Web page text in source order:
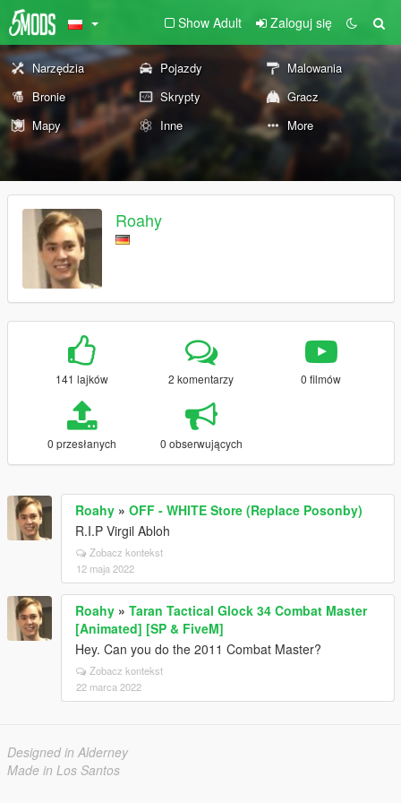
Show Adult Zaloguj się
Narzędzia Pojazdy
Malowania
Bronie
Skrypty
Gracz
Mapy
Inne More
Roahy
141 lajków 2 komentarzy 0 filmów
0 przesłanych 0 obserwujących
Roahy » OFF - WHITE Store (Replace Posonby)
R.I.P Virgil Abloh
Zobacz kontekst
12 maja 2022
Roahy » Taran Tactical Glock 34 Combat Master
[Animated] [SP & FiveM]
Hey. Can you do the 2011 Combat Master?
Zobacz kontekst
22 marca 2022
Designed in Alderney
Made in Los Santos